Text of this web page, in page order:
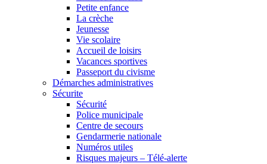
Petite enfance
La crèche
Jeunesse
Vie scolaire
Accueil de loisirs
Vacances sportives
Passeport du civisme
Démarches administratives
Sécurite
Sécurité
Police municipale
Centre de secours
Gendarmerie nationale
Numéros utiles
Risques majeurs – Télé-alerte